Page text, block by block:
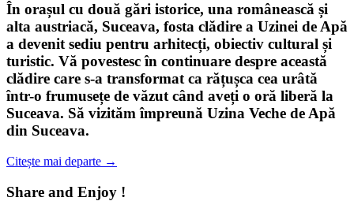
În orașul cu două gări istorice, una românească și
alta austriacă, Suceava, fosta clădire a Uzinei de Apă
a devenit sediu pentru arhitecți, obiectiv cultural și
turistic. Vă povestesc în continuare despre această
clădire care s-a transformat ca rățușca cea urâtă
într-o frumusețe de văzut când aveți o oră liberă la
Suceava. Să vizităm împreună Uzina Veche de Apă
din Suceava.
Citește mai departe →
Share and Enjoy !